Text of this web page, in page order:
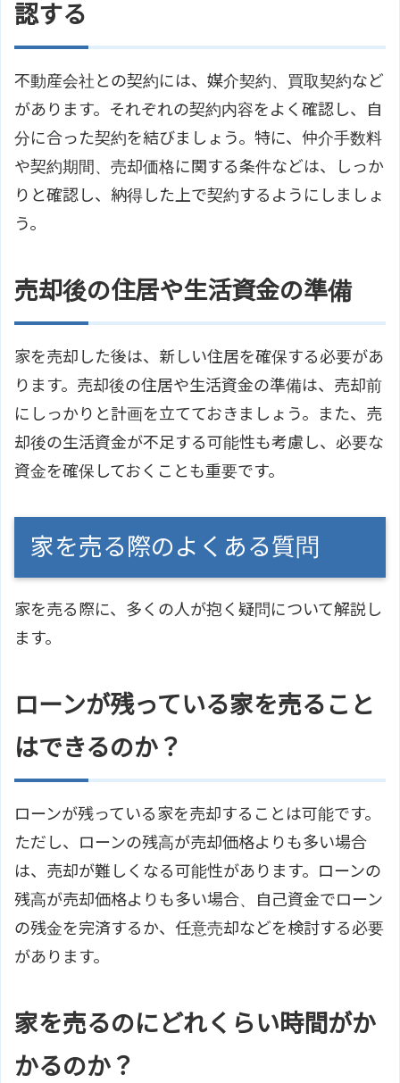
認する
不動産会社との契約には、媒介契約、買取契約など
があります。それぞれの契約内容をよく確認し、自
分に合った契約を結びましょう。特に、仲介手数料
や契約期間、売却価格に関する条件などは、しっか
りと確認し、納得した上で契約するようにしましょ
う。
売却後の住居や生活資金の準備
家を売却した後は、新しい住居を確保する必要があ
ります。売却後の住居や生活資金の準備は、売却前
にしっかりと計画を立てておきましょう。また、売
却後の生活資金が不足する可能性も考慮し、必要な
資金を確保しておくことも重要です。
家を売る際のよくある質問
家を売る際に、多くの人が抱く疑問について解説し
ます。
ローンが残っている家を売ること
はできるのか？
ローンが残っている家を売却することは可能です。
ただし、ローンの残高が売却価格よりも多い場合
は、売却が難しくなる可能性があります。ローンの
残高が売却価格よりも多い場合、自己資金でローン
の残金を完済するか、任意売却などを検討する必要
があります。
家を売るのにどれくらい時間がか
かるのか？